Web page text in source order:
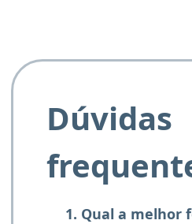
Dúvidas
1. Qual a melhor